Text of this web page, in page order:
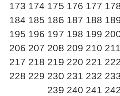
173 174 175 176 177
184 185 186 187 188
195 196 197 198 199
206 207 208 209 210 211
217 218 219 220 221
228 229 230 231 232
239 240 241